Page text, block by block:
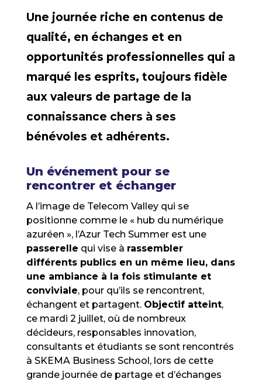
Une journée riche en contenus de
qualité, en échanges et en
opportunités professionnelles qui a
marqué les esprits, toujours fidèle
aux valeurs de partage de la
connaissance chers à ses
bénévoles et adhérents.
Un événement pour se
rencontrer et échanger
A l’image de Telecom Valley qui se
positionne comme le « hub du numérique
azuréen », l’Azur Tech Summer est une
passerelle qui vise à rassembler
différents publics en un même lieu, dans
une ambiance à la fois stimulante et
conviviale, pour qu’ils se rencontrent,
échangent et partagent. Objectif atteint,
ce mardi 2 juillet, où de nombreux
décideurs, responsables innovation,
consultants et étudiants se sont rencontrés
à SKEMA Business School, lors de cette
grande journée de partage et d’échanges